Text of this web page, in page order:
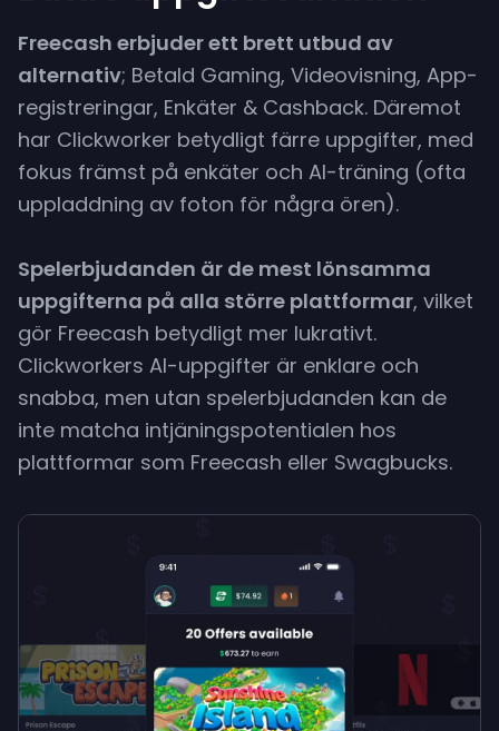
Banköverföring
Min. utbetalning
Freecash erbjuder ett brett utbud av
alternativ; Betald Gaming, Videovisning, App-
registreringar, Enkäter & Cashback. Däremot
har Clickworker betydligt färre uppgifter, med
fokus främst på enkäter och AI-träning (ofta
uppladdning av foton för några ören).
Spelerbjudanden är de mest lönsamma
uppgifterna på alla större plattformar, vilket
gör Freecash betydligt mer lukrativt.
Clickworkers AI-uppgifter är enklare och
snabba, men utan spelerbjudanden kan de
inte matcha intjäningspotentialen hos
plattformar som Freecash eller Swagbucks.